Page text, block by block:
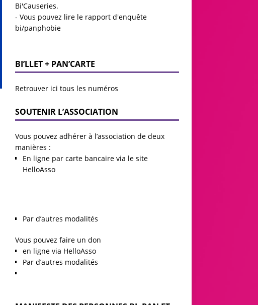
Bi'Causeries.
- Vous pouvez lire le rapport d'enquête
bi/panphobie
BI’LLET + PAN’CARTE
Retrouver ici tous les numéros
SOUTENIR L’ASSOCIATION
Vous pouvez adhérer à l’association de deux
manières :
En ligne par carte bancaire via le site
HelloAsso
Par d’autres modalités
Vous pouvez faire un don
en ligne via HelloAsso
Par d’autres modalités